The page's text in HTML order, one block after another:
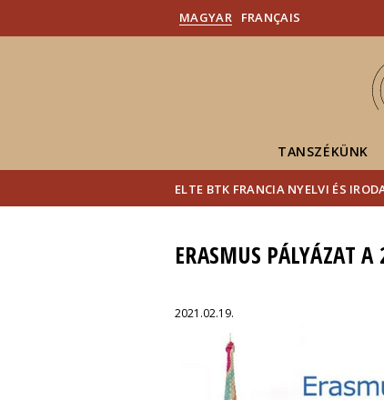
MAGYAR FRANÇAIS
TANSZÉKÜNK
ELTE BTK FRANCIA NYELVI ÉS
ERASMUS PÁLYÁZAT
2021.02.19.